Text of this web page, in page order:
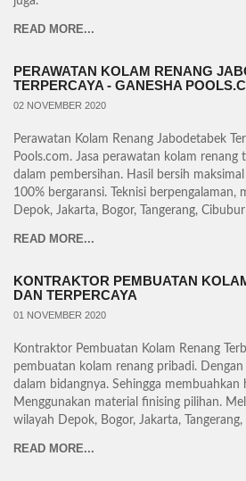
READ MORE...
PERAWATAN KOLAM RENANG
TERPERCAYA - GANESHA
02 NOVEMBER 2020
Perawatan Kolam Renang Jabodetabek
Pools.com. Jasa perawatan kolam renang
dalam pembersihan. Hasil bersih
100% bergaransi. Teknisi berpengalaman,
Depok, Jakarta, Bogor, Tangerang,
READ MORE...
KONTRAKTOR PEMBUATAN
DAN TERPERCAYA
01 NOVEMBER 2020
Kontraktor Pembuatan Kolam Renang
pembuatan kolam renang pribadi.
dalam bidangnya. Sehingga membuahkan
Menggunakan material finising pilihan.
wilayah Depok, Bogor, Jakarta,
READ MORE...